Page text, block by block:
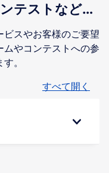
テストなど…
スやお客様のご要望
やコンテストへの参
。
すべて開く